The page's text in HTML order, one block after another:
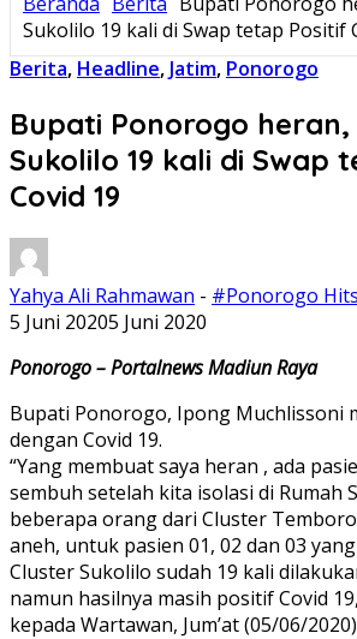
Sukolilo 19 kali di Swap tetap Positif
Berita, Headline, Jatim, Ponorogo
Bupati Ponorogo
Sukolilo 19 kali di Swap
Covid 19
Yahya Ali Rahmawan - #Ponorogo Hits
5 Juni 20205 Juni 2020
Ponorogo – Portalnews Madiun Raya
Bupati Ponorogo, Ipong Muchlissoni
dengan Covid 19.
“Yang membuat saya heran , ada
sembuh setelah kita isolasi di Rumah
beberapa orang dari Cluster
aneh, untuk pasien 01, 02 dan 03
Cluster Sukolilo sudah 19 kali
namun hasilnya masih positif Covid
kepada Wartawan, Jum’at (05/06/